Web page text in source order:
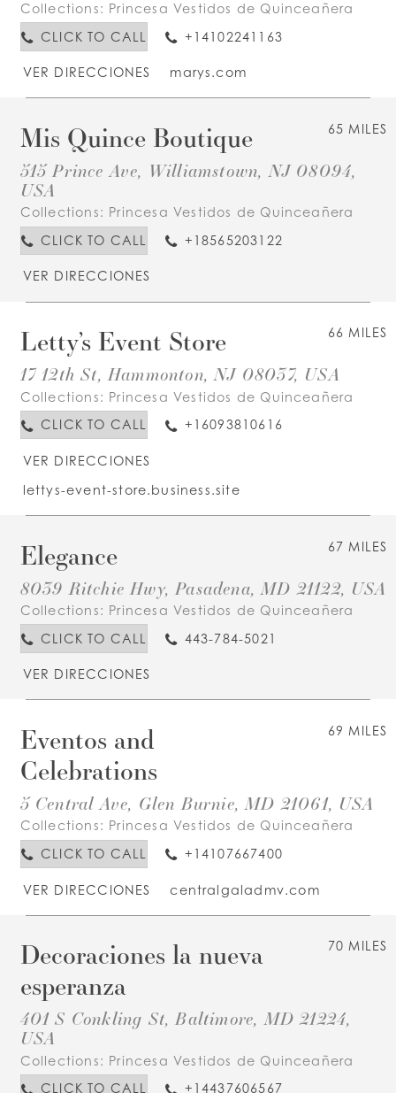
Collections: Princesa Vestidos de Quinceañera
CLICK TO CALL
+14102241163
VER DIRECCIONES marys.com
65 MILES
Mis Quince Boutique
515 Prince Ave, Williamstown, NJ 08094,
USA
Collections: Princesa Vestidos de Quinceañera
CLICK TO CALL
+18565203122
VER DIRECCIONES
66 MILES
Letty’s Event Store
17 12th St, Hammonton, NJ 08037, USA
Collections: Princesa Vestidos de Quinceañera
CLICK TO CALL
+16093810616
VER DIRECCIONES
lettys-event-store.business.site
67 MILES
Elegance
8039 Ritchie Hwy, Pasadena, MD 21122, USA
Collections: Princesa Vestidos de Quinceañera
CLICK TO CALL
443-784-5021
VER DIRECCIONES
69 MILES
Eventos and
Celebrations
5 Central Ave, Glen Burnie, MD 21061, USA
Collections: Princesa Vestidos de Quinceañera
CLICK TO CALL
+14107667400
VER DIRECCIONES centralgaladmv.com
70 MILES
Decoraciones la nueva
esperanza
401 S Conkling St, Baltimore, MD 21224,
USA
Collections: Princesa Vestidos de Quinceañera
CLICK TO CALL
+14437606567